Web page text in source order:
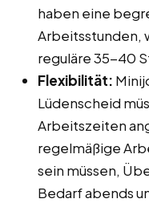
haben eine
Arbeitsstunden,
reguläre 35-40
Flexibilität:
Lüdenscheid
Arbeitszeiten
regelmäßige
sein müssen,
Bedarf abends